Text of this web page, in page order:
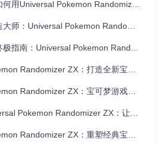
库 git clone https://gitcode.co
universal-pokemon-randomizer
系统选择对应的启动文件
中选择要随机化的宝可梦ROM文件，
Pokemon Randomizer ZX打造专属宝可梦世界
Pokemon Randomizer ZX完全使用手册 🎮
Universal Pokemon Randomizer ZX完全使用教程
Randomizer ZX：打造全新宝可梦冒险体验
ZX：宝可梦游戏随机化终极指南
Randomizer ZX：让宝可梦游戏焕发全新乐趣的终极指南
ZX：重塑经典宝可梦体验的焕新工具完全指南